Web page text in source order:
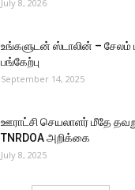
July 8, 2026
உங்களுடன் ஸ்டாலின் – சேலம்
பங்கேற்பு
September 14, 2025
ஊராட்சி செயலாளர் மீதே
TNRDOA அறிக்கை
July 8, 2025